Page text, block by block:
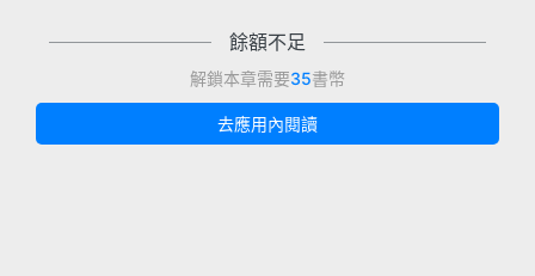
餘額不足
解鎖本章需要35書幣
去應用內閱讀